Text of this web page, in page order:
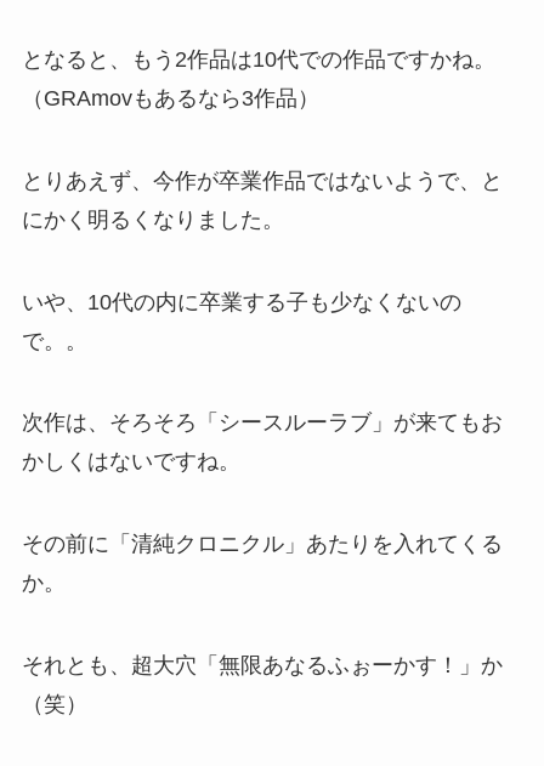
となると、もう2作品は10代での作品ですかね。
（GRAmovもあるなら3作品）
とりあえず、今作が卒業作品ではないようで、と
にかく明るくなりました。
いや、10代の内に卒業する子も少なくないの
で。。
次作は、そろそろ「シースルーラブ」が来てもお
かしくはないですね。
その前に「清純クロニクル」あたりを入れてくる
か。
それとも、超大穴「無限あなるふぉーかす！」か
（笑）